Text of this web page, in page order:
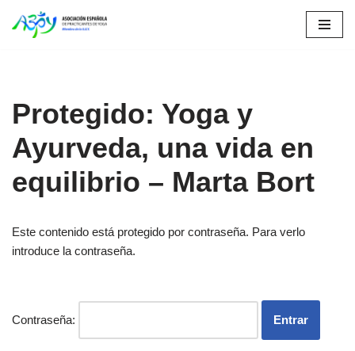
Saltar
Protegido: Yoga y
Ayurveda, una vida en
equilibrio – Marta Bort
Este contenido está protegido por contraseña. Para verlo
introduce la contraseña.
Contraseña: